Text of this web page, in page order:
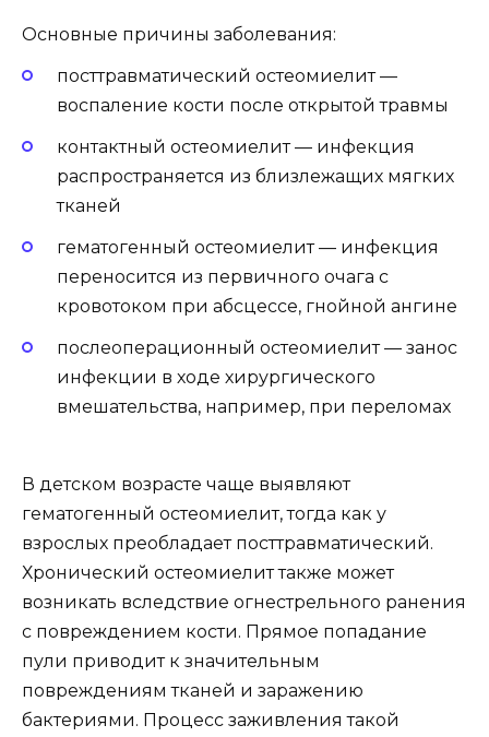
Основные причины заболевания:
посттравматический остеомиелит —
воспаление кости после открытой травмы
контактный остеомиелит — инфекция
распространяется из близлежащих мягких
тканей
гематогенный остеомиелит — инфекция
переносится из первичного очага с
кровотоком при абсцессе, гнойной ангине
послеоперационный остеомиелит — занос
инфекции в ходе хирургического
вмешательства, например, при переломах
В детском возрасте чаще выявляют
гематогенный остеомиелит, тогда как у
взрослых преобладает посттравматический.
Хронический остеомиелит также может
возникать вследствие огнестрельного ранения
с повреждением кости. Прямое попадание
пули приводит к значительным
повреждениям тканей и заражению
бактериями. Процесс заживления такой